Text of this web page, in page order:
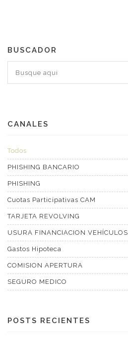
BUSCADOR
CANALES
Todos
PHISHING BANCARIO
PHISHING
Cuotas Participativas CAM
TARJETA REVOLVING
USURA FINANCIACION VEHÍCULOS
Gastos Hipoteca
COMISION APERTURA
SEGURO MEDICO
POSTS RECIENTES